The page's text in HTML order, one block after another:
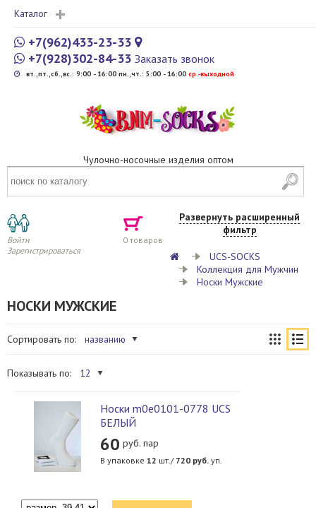
Каталог
+7(962)433-23-33
+7(928)302-84-33 Заказать звонок
вт.,пт.,сб.,вс.: 9:00 - 16:00 пн.,чт.: 5:00 - 16:00 cр.-выходной
Чулочно-носочные изделия оптом
Войти
Зарегистрироваться
0 товаров
Развернуть расширенный
фильтр
UCS-SOCKS
Коллекция для Мужчин
Носки Мужские
НОСКИ МУЖСКИЕ
Сортировать по: названию
Показывать по: 12
Носки m0e0101-0778 UCS
БЕЛЫЙ
60 руб. пар
В упаковке 12 шт./ 720 руб. уп.